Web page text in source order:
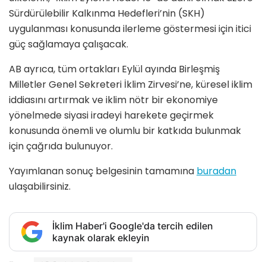
Sürdürülebilir Kalkınma Hedefleri’nin (SKH)
uygulanması konusunda ilerleme göstermesi için itici
güç sağlamaya çalışacak.
AB ayrıca, tüm ortakları Eylül ayında Birleşmiş
Milletler Genel Sekreteri İklim Zirvesi’ne, küresel iklim
iddiasını artırmak ve iklim nötr bir ekonomiye
yönelmede siyasi iradeyi harekete geçirmek
konusunda önemli ve olumlu bir katkıda bulunmak
için çağrıda bulunuyor.
Yayımlanan sonuç belgesinin tamamına buradan
ulaşabilirsiniz.
İklim Haber'i Google'da tercih edilen
kaynak olarak ekleyin